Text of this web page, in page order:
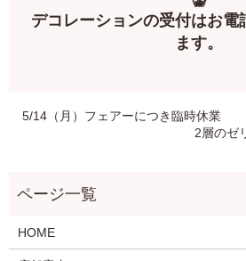
デコレーションの受付はお電
ます。
5/14（月）フェアーにつき臨時休業
2層のゼ
HOME